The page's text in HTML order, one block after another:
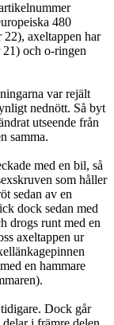
480
axeltappen har
och o-ringen
var rejält
nednött. Så byt
utseende från
samma.
med en bil, så
som håller
sedan av en
dock sedan med
drogs runt med en
axeltappen ur
en hammare
Dock går